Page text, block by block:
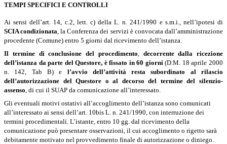
TEMPI SPECIFICI E CONTROLLI
Ai sensi dell’art. 14, c.2, lett. c) della L. n. 241/1990 e s.m.i., nell’ipotesi di
SCIA condizionata , la Conferenza dei servizi è convocata dall’amministrazione
procedente (Comune) entro 5 giorni dal ricevimento dell’istanza.
Il termine di conclusione del procedimento
decorrente dalla ricezione
dell’istanza da parte del Questore, è fissato in 60 giorni(D.M. 18 aprile 2000
n. 142, Tab B) e l’avvio dell’attività
resta subordinato al rilascio
dell’autorizzazione del Questore o al decorso del termine del silenzio-
assenso , di cui il SUAP da comunicazione all’interessato.
Gli eventuali motivi ostativi all’accoglimento dell’istanza sono comunicati
all’interessato ai sensi dell’art. 10bis L. n. 241/1990, con interruzione dei
termini procedimentali. L’istante, entro 10 gg. dal ricevimento della
comunicazione può presentare osservazioni, il cui accoglimento o rigetto sarà
debitamente motivato nel provvedimento finale di autorizzazione o diniego.